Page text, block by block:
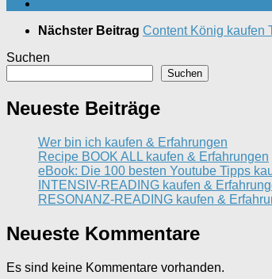
Nächster Beitrag Content König kaufen
Suchen
Suchen
Neueste Beiträge
Wer bin ich kaufen & Erfahrungen
Recipe BOOK ALL kaufen & Erfahrungen
eBook: Die 100 besten Youtube Tipps
INTENSIV-READING kaufen &
RESONANZ-READING kaufen &
Neueste Kommentare
Es sind keine Kommentare vorhanden.